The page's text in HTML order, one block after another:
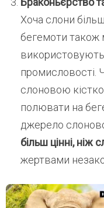
Хоча слони
бегемоти також
промисловості.
слоновою
полювати на
джерело
більш цінні, ніж
жертвами